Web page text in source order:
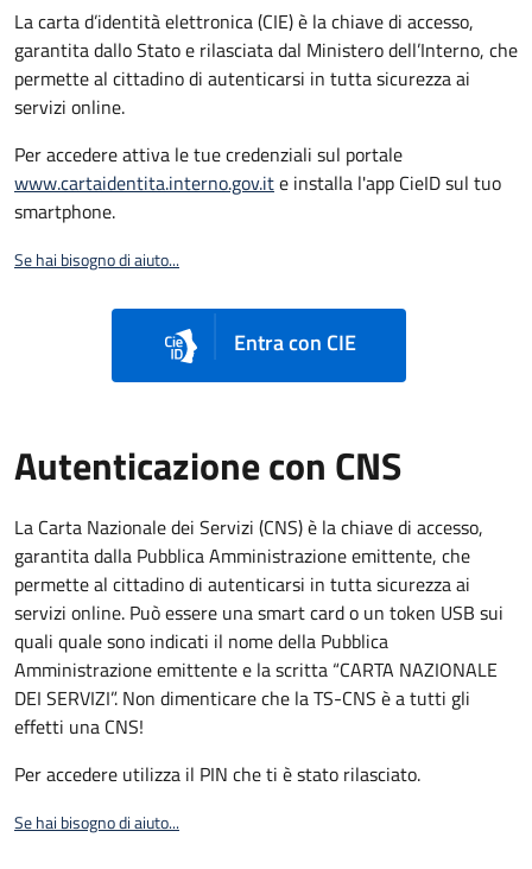
La carta d’identità elettronica (CIE) è la chiave di accesso,
garantita dallo Stato e rilasciata dal Ministero dell’Interno, che
permette al cittadino di autenticarsi in tutta sicurezza ai
servizi online.
Per accedere attiva le tue credenziali sul portale
www.cartaidentita.interno.gov.ite installa l'app CieID sul tuo
smartphone.
Se hai bisogno di aiuto...
Entra con CIE
Autenticazione con CNS
La Carta Nazionale dei Servizi (CNS) è la chiave di accesso,
garantita dalla Pubblica Amministrazione emittente, che
permette al cittadino di autenticarsi in tutta sicurezza ai
servizi online. Può essere una smart card o un token USB sui
quali quale sono indicati il nome della Pubblica
Amministrazione emittente e la scritta “CARTA NAZIONALE
DEI SERVIZI”. Non dimenticare che la TS-CNS è a tutti gli
effetti una CNS!
Per accedere utilizza il PIN che ti è stato rilasciato.
Se hai bisogno di aiuto...